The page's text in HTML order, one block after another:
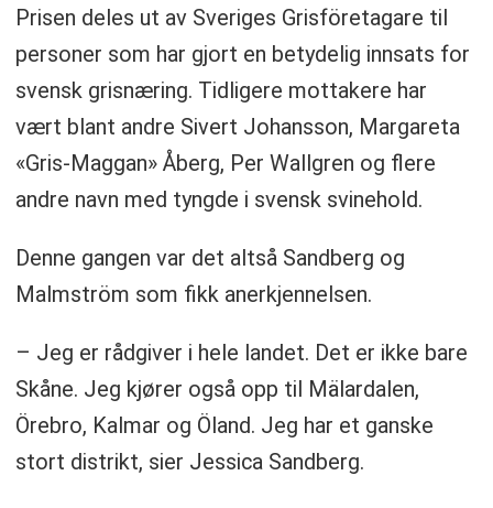
Prisen deles ut av Sveriges Grisföretagare til
personer som har gjort en betydelig innsats for
svensk grisnæring. Tidligere mottakere har
vært blant andre Sivert Johansson, Margareta
«Gris-Maggan» Åberg, Per Wallgren og flere
andre navn med tyngde i svensk svinehold.
Denne gangen var det altså Sandberg og
Malmström som fikk anerkjennelsen.
– Jeg er rådgiver i hele landet. Det er ikke bare
Skåne. Jeg kjører også opp til Mälardalen,
Örebro, Kalmar og Öland. Jeg har et ganske
stort distrikt, sier Jessica Sandberg.